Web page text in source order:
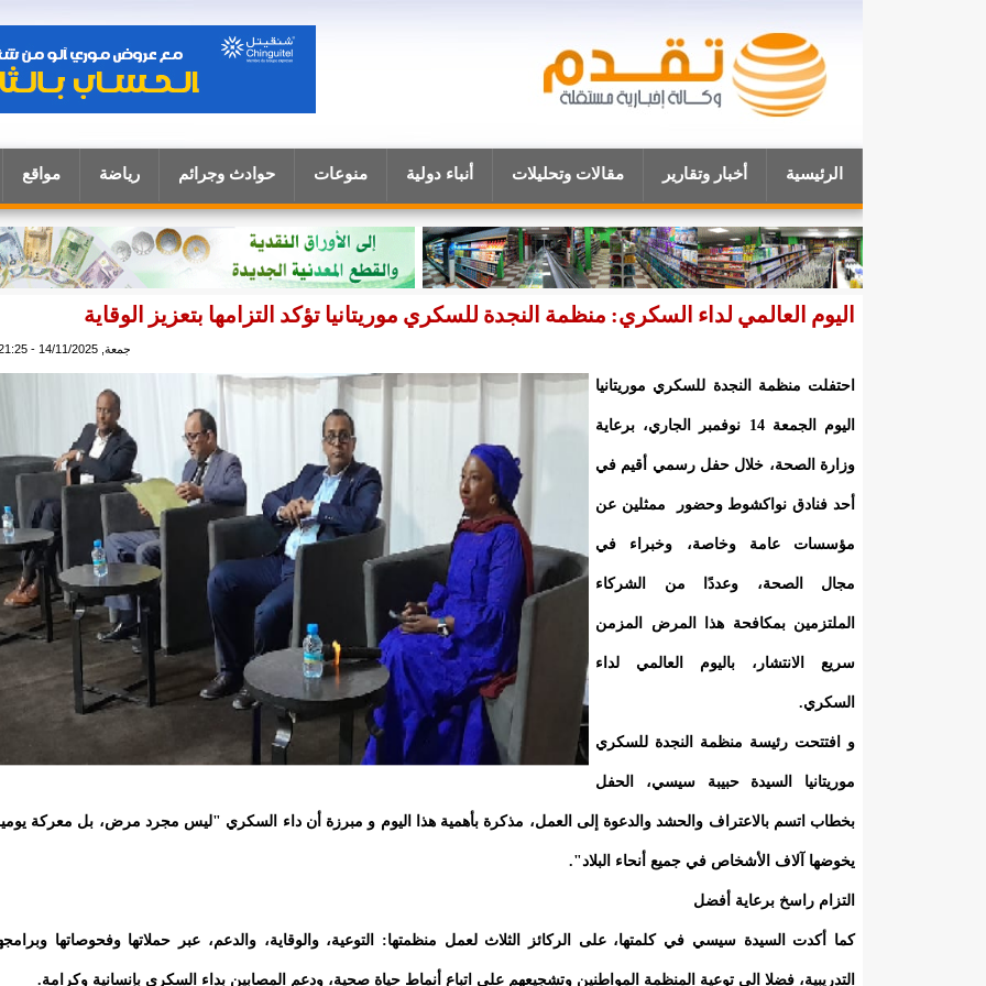
الرئيسية أخبار وتقارير مقالات وتحليلات أنباء دولية منوعات حوادث وجرائم رياضة مواقع
اليوم العالمي لداء السكري: منظمة النجدة للسكري موريتانيا تؤكد التزامها بتعزيز الوقاية
جمعة, 14/11/2025 - 21:25
احتفلت منظمة النجدة للسكري موريتانيا
اليوم الجمعة 14 نوفمبر الجاري، برعاية
وزارة الصحة، خلال حفل رسمي أقيم في
أحد فنادق نواكشوط وحضور ممثلين عن
مؤسسات عامة وخاصة، وخبراء في
مجال الصحة، وعددًا من الشركاء
الملتزمين بمكافحة هذا المرض المزمن
سريع الانتشار، باليوم العالمي لداء
السكري.
و افتتحت رئيسة منظمة النجدة للسكري
موريتانيا السيدة حبيبة سيسي، الحفل
بخطاب اتسم بالاعتراف والحشد والدعوة إلى العمل، مذكرة بأهمية هذا اليوم و مبرزة أن داء السكري "ليس مجرد مرض، بل معركة
يخوضها آلاف الأشخاص في جميع أنحاء البلاد".
التزام راسخ برعاية أفضل
كما أكدت السيدة سيسي في كلمتها، على الركائز الثلاث لعمل منظمتها: التوعية، والوقاية، والدعم، عبر حملاتها وفحوصاتها
التدريبية، فضلا الي توعية المنظمة المواطنين وتشجيعهم على اتباع أنماط حياة صحية، ودعم المصابين بداء السكري بإنسانية وكرامة.